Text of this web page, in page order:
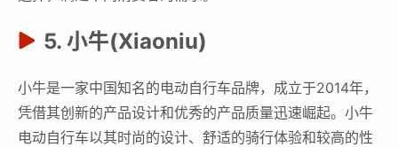
5. 小牛(Xiaoniu)
小牛是一家中国知名的电动自行车品牌，成立于2014年，
凭借其创新的产品设计和优秀的产品质量迅速崛起。小牛
电动自行车以其时尚的设计、舒适的骑行体验和较高的性